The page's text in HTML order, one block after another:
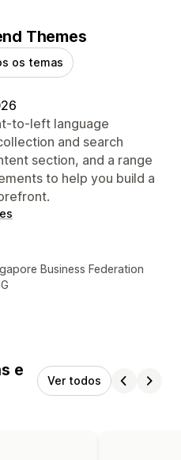
Themes
os temas
to-left language
and search
section, and a range
to help you build a
Business Federation
e
Ver todos